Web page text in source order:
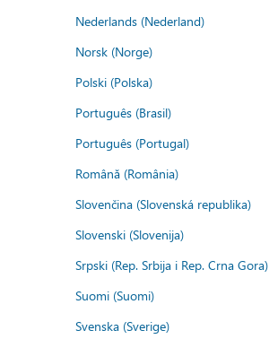
Nederlands (Nederland)
Norsk (Norge)
Polski (Polska)
Português (Brasil)
Português (Portugal)
Română (România)
Slovenčina (Slovenská republika)
Slovenski (Slovenija)
Srpski (Rep. Srbija i Rep. Crna Gora)
Suomi (Suomi)
Svenska (Sverige)